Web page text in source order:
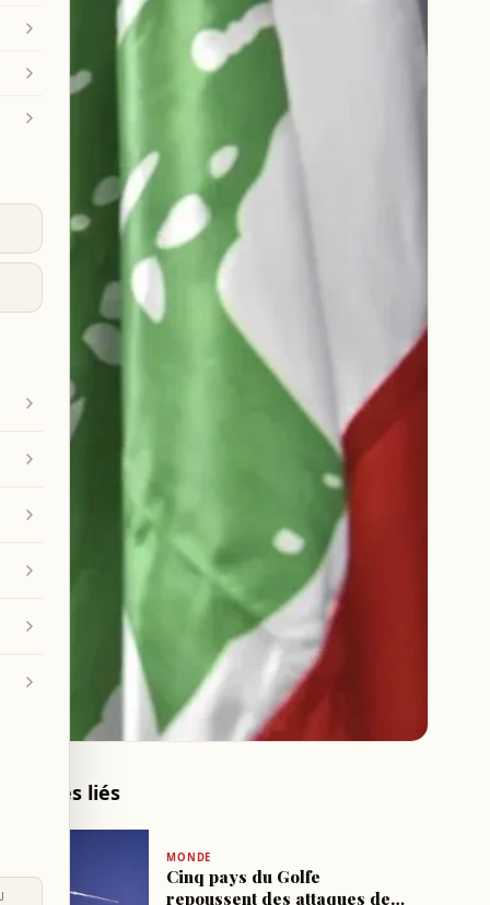
Articles liés
MONDE
Cinq pays du Golfe
repoussent des attaques de